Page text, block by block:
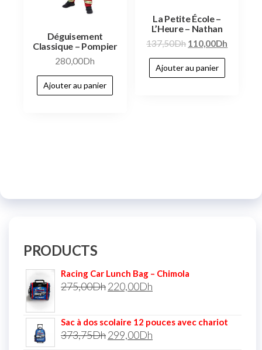
Déguisement
Classique – Pompier
280,00Dh
Ajouter au panier
La Petite École –
L’Heure – Nathan
137,50Dh 110,00Dh
Ajouter au panier
PRODUCTS
Racing Car Lunch Bag – Chimola
275,00Dh220,00Dh
Sac à dos scolaire 12 pouces avec chariot
373,75Dh299,00Dh